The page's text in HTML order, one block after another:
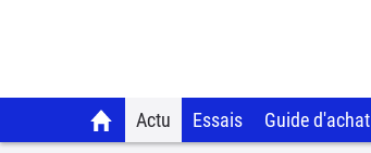
Actu Essais Guide d'achat